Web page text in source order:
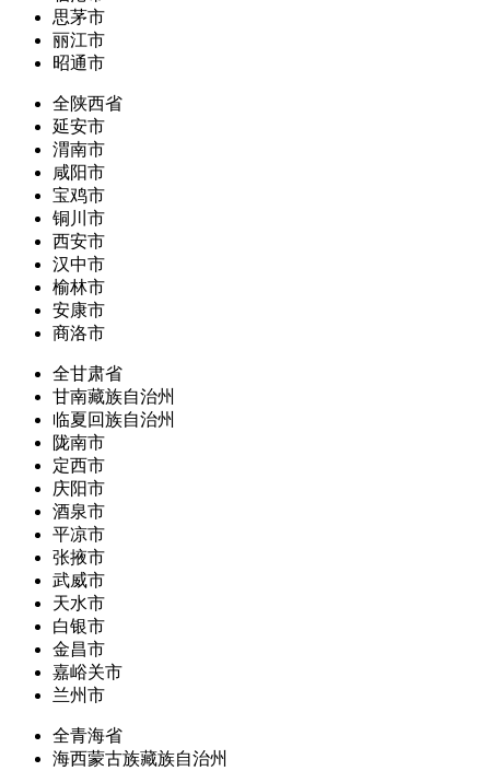
思茅市
丽江市
昭通市
全陕西省
延安市
渭南市
咸阳市
宝鸡市
铜川市
西安市
汉中市
榆林市
安康市
商洛市
全甘肃省
甘南藏族自治州
临夏回族自治州
陇南市
定西市
庆阳市
酒泉市
平凉市
张掖市
武威市
天水市
白银市
金昌市
嘉峪关市
兰州市
全青海省
海西蒙古族藏族自治州